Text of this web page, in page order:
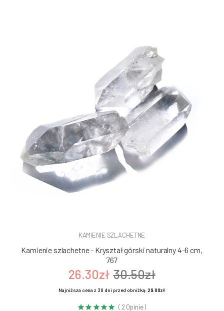
KAMIENIE SZLACHETNE
Kamienie szlachetne - Kryształ górski naturalny 4-6 cm,
767
26.30zł 30.50zł
Najniższa cena z 30 dni przed obniżką:29.00zł
( 2 Opinie )